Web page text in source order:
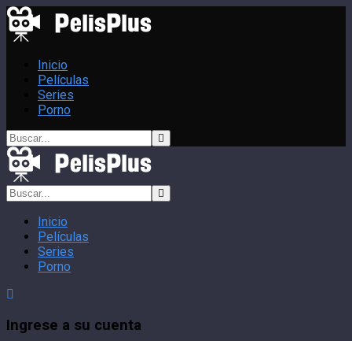
Inicio
Películas
Series
Porno
Inicio
Películas
Series
Porno
Ingrese a su cuenta